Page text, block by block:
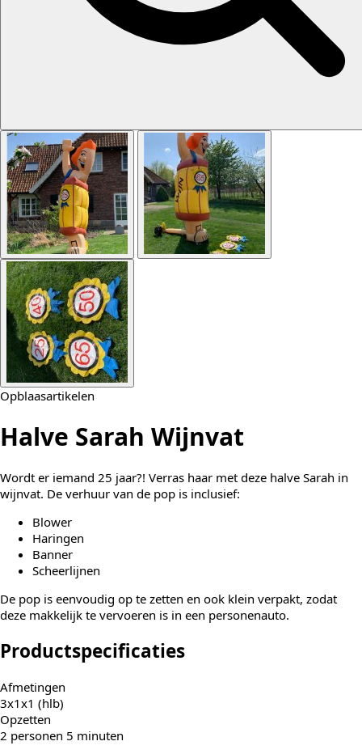
Opblaasartikelen
Halve Sarah Wijnvat
Wordt er iemand 25 jaar?! Verras haar met deze halve Sarah in
wijnvat. De verhuur van de pop is inclusief:
Blower
Haringen
Banner
Scheerlijnen
De pop is eenvoudig op te zetten en ook klein verpakt, zodat
deze makkelijk te vervoeren is in een personenauto.
Productspecificaties
Afmetingen
3x1x1 (hlb)
Opzetten
2 personen 5 minuten